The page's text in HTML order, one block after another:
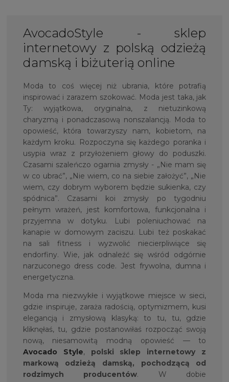
AvocadoStyle - sklep
internetowy z polską odzieżą
damską i biżuterią online
Moda to coś więcej niż ubrania, które potrafią
inspirować i zarazem szokować. Moda jest taka, jak
Ty: wyjątkowa, oryginalna, z nietuzinkową
charyzmą i ponadczasową nonszalancją. Moda to
opowieść, która towarzyszy nam, kobietom, na
każdym kroku. Rozpoczyna się każdego poranka i
usypia wraz z przyłożeniem głowy do poduszki.
Czasami szaleńczo ogarnia zmysły - „Nie mam się
w co ubrać”, „Nie wiem, co na siebie założyć”, „Nie
wiem, czy dobrym wyborem będzie sukienka, czy
spódnica”. Czasami koi zmysły po tygodniu
pełnym wrażeń, jest komfortowa, funkcjonalna i
przyjemna w dotyku. Lubi poleniuchować na
kanapie w domowym zaciszu. Lubi też poskakać
na sali fitness i wyzwolić niecierpliwiące się
endorfiny. Wie, jak odnaleźć się wśród odgórnie
narzuconego dress code. Jest frywolna, dumna i
energetyczna.
Moda ma niezwykłe i wyjątkowe miejsce w sieci,
gdzie inspiruje, zaraża radością, optymizmem, kusi
elegancją i zmysłową klasyką: to tu, tu, gdzie
kliknęłaś, tu, gdzie postanowiłaś rozpocząć swoją
nową, niesamowitą modną opowieść — to
Avocado Style, polski sklep internetowy z
markową odzieżą damską, pochodzącą od
rodzimych producentów. W dobie